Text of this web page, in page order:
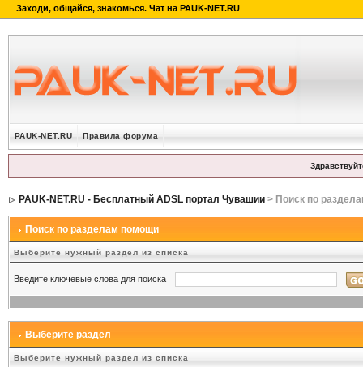
PAUK-NET.RU Правила форума
PAUK-NET.RU - Бесплатный ADSL портал Чувашии> Поиск по
Поиск по разделам помощи
Выберите нужный раздел из списка
Введите ключевые слова для поиска
Выберите раздел
Выберите нужный раздел из списка